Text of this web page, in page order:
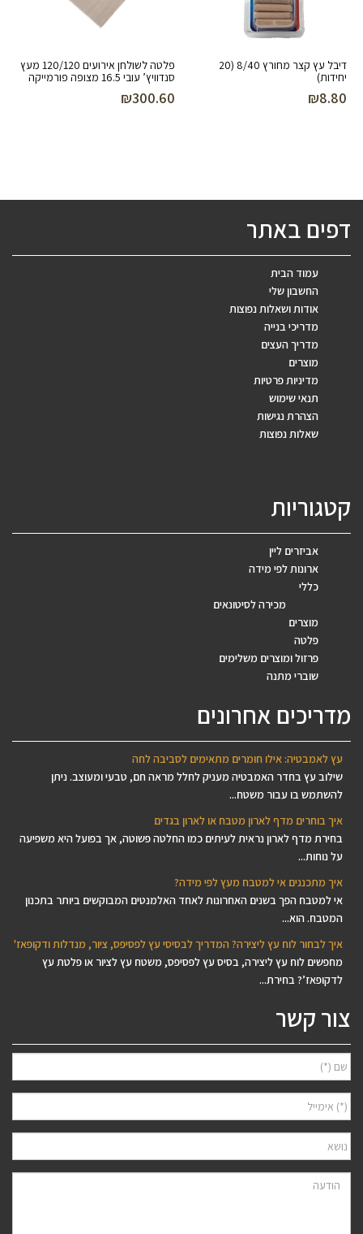
דיבל עץ קצר מחורץ 8/40 (20
יחידות)
₪8.80
פלטה לשולחן אירועים 120/120 מעץ
סנדוויץ’ עובי 16.5 מצופה פורמייקה
₪300.60
דפים באתר
עמוד הבית
החשבון שלי
אודות ושאלות נפוצות
מדריכי בנייה
מדריך העצים
מוצרים
מדיניות פרטיות
תנאי שימוש
הצהרת נגישות
שאלות נפוצות
קטגוריות
אביזרים ליין
ארונות לפי מידה
כללי
מכירה לסיטונאים
מוצרים
פלטה
פרזול ומוצרים משלימים
שוברי מתנה
מדריכים אחרונים
עץ לאמבטיה: אילו חומרים מתאימים לסביבה לחה
שילוב עץ בחדר האמבטיה מעניק לחלל מראה חם, טבעי ומעוצב. ניתן
להשתמש בו עבור משטח...
איך בוחרים מדף לארון מטבח או לארון בגדים
בחירת מדף לארון נראית לעיתים כמו החלטה פשוטה, אך בפועל היא משפיעה
על נוחות...
איך מתכננים אי למטבח מעץ לפי מידה?
אי למטבח הפך בשנים האחרונות לאחד האלמנטים המבוקשים ביותר בתכנון
המטבח. הוא...
איך לבחור לוח עץ ליצירה? המדריך לבסיסי עץ לפסיפס, ציור, מנדלות ודקופאז'
מחפשים לוח עץ ליצירה, בסיס עץ לפסיפס, משטח עץ לציור או פלטת עץ
לדקופאז’? בחירת...
צור קשר